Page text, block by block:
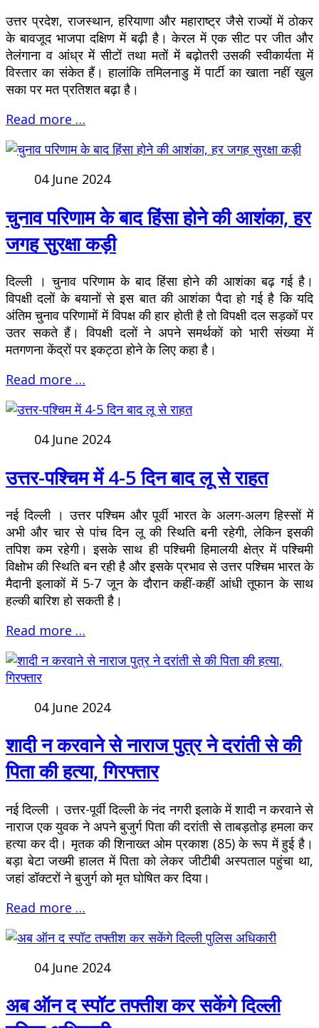
उत्तर प्रदेश, राजस्थान, हरियाणा और महाराष्ट्र जैसे राज्यों में ठोकर
के बावजूद भाजपा दक्षिण में बढ़ी है। केरल में एक सीट पर जीत और
तेलंगाना व आंध्र में सीटों तथा मतों में बढ़ोतरी उसकी स्वीकार्यता में
विस्तार का संकेत हैं। हालांकि तमिलनाडु में पार्टी का खाता नहीं खुल
सका पर मत प्रतिशत बढ़ा है।
Read more …
04 June 2024
चुनाव परिणाम के बाद हिंसा होने की आशंका, हर
जगह सुरक्षा कड़ी
दिल्ली । चुनाव परिणाम के बाद हिंसा होने की आशंका बढ़ गई है।
विपक्षी दलों के बयानों से इस बात की आशंका पैदा हो गई है कि यदि
अंतिम चुनाव परिणामों में विपक्ष की हार होती है तो विपक्षी दल सड़कों पर
उतर सकते हैं। विपक्षी दलों ने अपने समर्थकों को भारी संख्या में
मतगणना केंद्रों पर इकट्ठा होने के लिए कहा है।
Read more …
04 June 2024
उत्तर-पश्चिम में 4-5 दिन बाद लू से राहत
नई दिल्ली । उत्तर पश्चिम और पूर्वी भारत के अलग-अलग हिस्सों में
अभी और चार से पांच दिन लू की स्थिति बनी रहेगी, लेकिन इसकी
तपिश कम रहेगी। इसके साथ ही पश्चिमी हिमालयी क्षेत्र में पश्चिमी
विक्षोभ की स्थिति बन रही है और इसके प्रभाव से उत्तर पश्चिम भारत के
मैदानी इलाकों में 5-7 जून के दौरान कहीं-कहीं आंधी तूफान के साथ
हल्की बारिश हो सकती है।
Read more …
04 June 2024
शादी न करवाने से नाराज पुत्र ने दरांती से की
पिता की हत्या, गिरफ्तार
नई दिल्ली । उत्तर-पूर्वी दिल्ली के नंद नगरी इलाके में शादी न करवाने से
नाराज एक युवक ने अपने बुजुर्ग पिता की दरांती से ताबड़तोड़ हमला कर
हत्या कर दी। मृतक की शिनाख्त ओम प्रकाश (85) के रूप में हुई है।
बड़ा बेटा जख्मी हालत में पिता को लेकर जीटीबी अस्पताल पहुंचा था,
जहां डॉक्टरों ने बुजुर्ग को मृत घोषित कर दिया।
Read more …
04 June 2024
अब ऑन द स्पॉट तफ्तीश कर सकेंगे दिल्ली